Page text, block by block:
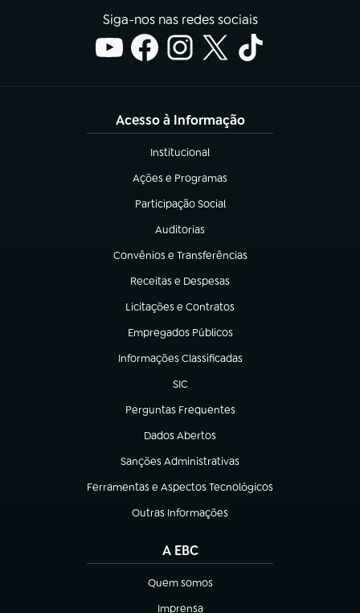
Siga-nos nas redes sociais
Acesso à Informação
Institucional
(abre em nova aba)
Ações e Programas
(abre em nova aba)
Participação Social
(abre em nova aba)
Auditorias
(abre em nova aba)
Convênios e Transferências
(abre em nova aba)
Receitas e Despesas
(abre em nova aba)
Licitações e Contratos
(abre em nova aba)
Empregados Públicos
(abre em nova aba)
Informações Classificadas
(abre em nova aba)
SIC
(abre em nova aba)
Perguntas Frequentes
(abre em nova aba)
Dados Abertos
(abre em nova aba)
Sanções Administrativas
(abre em nova aba)
Ferramentas e Aspectos Tecnológicos
(abre em nova aba)
Outras Informações
(abre em nova aba)
A EBC
Quem somos
(abre em nova aba)
Imprensa